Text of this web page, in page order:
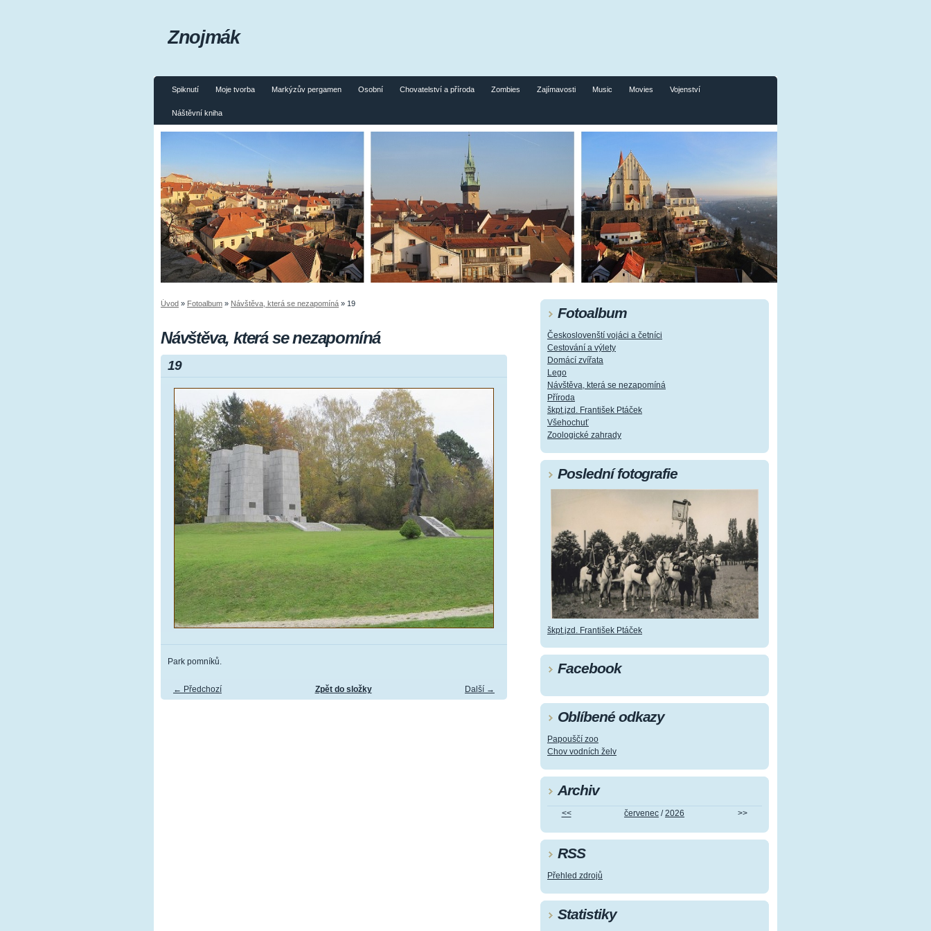
Spiknutí Moje tvorba Markýzův pergamen Osobní Chovatelství a příroda Zombies Zajímavosti Music Movies Vojenství
Náštěvní kniha
Znojmák
Úvod » Fotoalbum » Návštěva, která se nezapomíná » 19
Návštěva, která se nezapomíná
19
Park pomníků.
← Předchozí Další →
Zpět do složky
Fotoalbum
Českoslovenští vojáci a četníci
Cestování a výlety
Domácí zvířata
Lego
Návštěva, která se nezapomíná
Příroda
škpt.jzd. František Ptáček
Všehochuť
Zoologické zahrady
Poslední fotografie
škpt.jzd. František Ptáček
Facebook
Oblíbené odkazy
Papouščí zoo
Chov vodních želv
Archiv
<< červenec /2026 >>
RSS
Přehled zdrojů
Statistiky